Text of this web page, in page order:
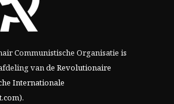
Communistische Organisatie is
vande Revolutionaire
Internationale
.